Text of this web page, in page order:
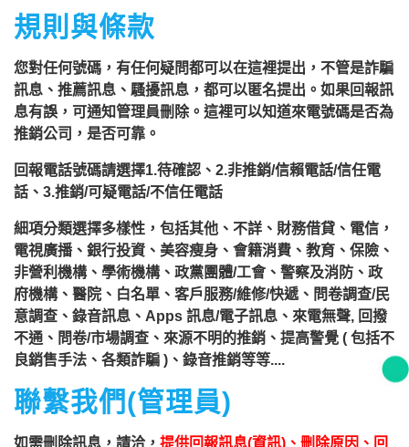
規則與條款
您對任何號碼，有任何疑問都可以在這裡提出，不管是詐騙
訊息、推薦訊息、騷擾訊息，都可以匿名提出。如果回報訊
息有誤，可通知管理員刪除。這裡可以知道來電號碼是否為
推銷公司，是否可靠。
回報電話號碼請選擇1.待確認、2.非推銷/信賴電話/信任電
話、3.推銷/可疑電話/不信任電話
細項分類選擇多樣性，包括其他、不詳、財務借貸、電信，
電視廣播、銀行投資、美容瘦身、會籍消費、教育、保險、
非營利機構、學術機構、政黨團體/工會、警察及消防、政
府機構、醫院、白名單、客戶服務/維修/快遞、問卷調查/民
意調查、錄音訊息、Apps 訊息/電子訊息、來電無聲, 回撥
不通、問卷/市場調查、來源不明的推銷、提高警覺 ( 包括不
良銷售手法、各類詐騙 )、錄音推銷等等....
聯繫我們(管理員)
如需刪除訊息，請洽， 提供回報訊息(資訊)、刪除原因、回